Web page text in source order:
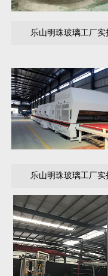
乐山明珠玻璃工厂实
乐山明珠玻璃工厂实